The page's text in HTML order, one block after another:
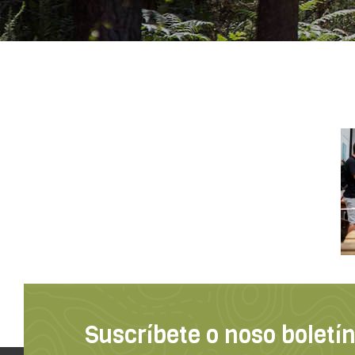
Suscríbete o noso boletín